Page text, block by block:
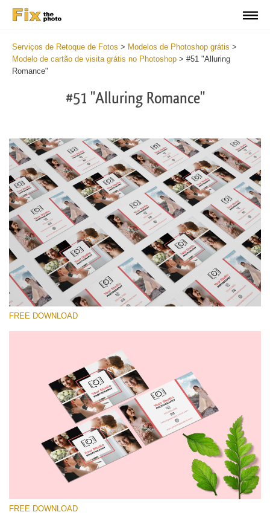
Serviços de Retoque de Fotos > Modelos de Photoshop grátis >
Modelo de cartão de visita grátis no Photoshop > #51 "Alluring
Romance"
#51 "Alluring Romance"
Por favor selecione
Free Template #51
Wedding Photography Templates
Download Grátis
FREE DOWNLOAD
FREE DOWNLOAD